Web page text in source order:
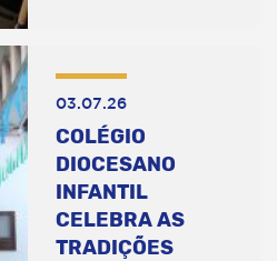
03.07.26
COLÉGIO
DIOCESANO
INFANTIL
CELEBRA AS
TRADIÇÕES